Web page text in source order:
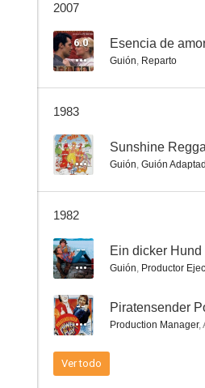
La más loca aventura de la jungla
--
--
2007
6.0 Esencia de
Guión, Reparto
1983
-- Sunshine
Guión, Guión
1982
-- Ein dicker Hund
Guión, Productor
-- Piratensender
Production Manager,
Ver todo